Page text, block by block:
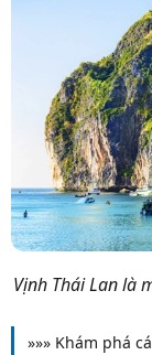
Vịnh Thái Lan là
»»» Khám phá